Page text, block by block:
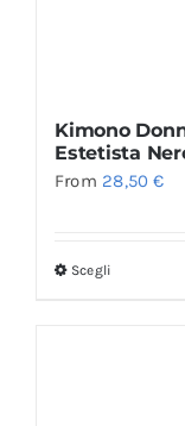
Kimono
Estetista
From 28,50€
Scegli